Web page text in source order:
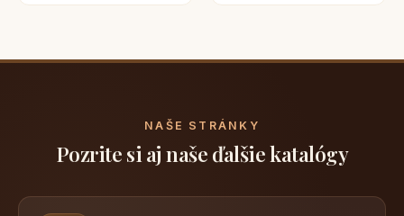
NAŠE STRÁNKY
Pozrite si aj naše ďalšie katalógy